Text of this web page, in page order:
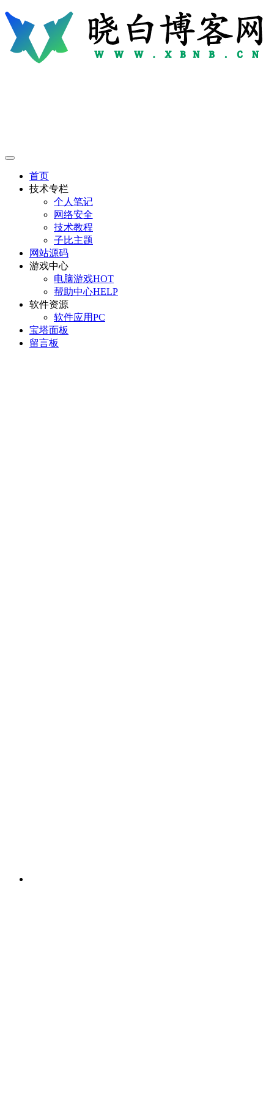
首页
技术专栏
个人笔记
网络安全
技术教程
子比主题
网站源码
游戏中心
电脑游戏HOT
帮助中心HELP
软件资源
软件应用PC
宝塔面板
留言板